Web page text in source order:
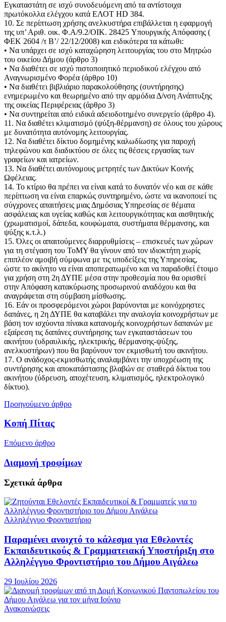
Εγκαταστάτη σε ισχύ συνοδευόμενη από τα αντίστοιχα
πρωτόκολλα ελέγχου κατά ΕΛΟΤ HD 384.
10. Σε περίπτωση χρήσης ανελκυστήρα επιβάλλεται η εφαρμογή
της υπ’ Αριθ. οικ. Φ.Α/9.2/OIK. 28425 Υπουργικής Απόφασης (
ΦΕΚ 2604 /τ Β’/ 22/12/2008) και ειδικότερα τα κάτωθι:
• Να υπάρχει σε ισχύ καταχώρηση λειτουργίας του στο Μητρώο
του οικείου Δήμου (άρθρο 3)
• Να διαθέτει σε ισχύ πιστοποιητικό περιοδικού ελέγχου από
Αναγνωρισμένο Φορέα (άρθρο 10)
• Να διαθέτει βιβλιάριο παρακολούθησης (συντήρησης)
ενημερωμένο και θεωρημένο από την αρμόδια Δ/νση Ανάπτυξης
της οικείας Περιφέρειας (άρθρο 3)
• Να συντηρείται από ειδικά αδειοδοτημένο συνεργείο (άρθρο 4).
11. Να διαθέτει κλιματισμό (ψύξη-θέρμανση) σε όλους του χώρους
με δυνατότητα αυτόνομης λειτουργίας.
12. Να διαθέτει δίκτυο δομημένης καλωδίωσης για παροχή
τηλεφώνου και διαδικτύου σε όλες τις θέσεις εργασίας των
γραφείων και ιατρείων.
13. Να διαθέτει αυτόνομους μετρητές των Δικτύων Κοινής
Ωφέλειας.
14. Το κτίριο θα πρέπει να είναι κατά το δυνατόν νέο και σε κάθε
περίπτωση να είναι επαρκώς συντηρημένο, ώστε να ικανοποιεί τις
σύγχρονες απαιτήσεις μιας Δημόσιας Υπηρεσίας σε θέματα
ασφάλειας και υγείας καθώς και λειτουργικότητας και αισθητικής
(χρωματισμοί, δάπεδα, κουφώματα, συστήματα θέρμανσης, και
ψύξης κ.τ.λ.)
15. Όλες οι απαιτούμενες διαρρυθμίσεις – επισκευές των χώρων
για τη στέγαση του ΤοΜΥ θα γίνουν από τον ιδιοκτήτη χωρίς
επιπλέον αμοιβή σύμφωνα με τις υποδείξεις της Υπηρεσίας,
ώστε το ακίνητο να είναι αποπερατωμένο και να παραδοθεί έτοιμο
για χρήση στη 2η ΔΥΠΕ μέσα στην προθεσμία που θα ορισθεί
στην Απόφαση κατακύρωσης προσωρινού αναδόχου και θα
αναγράφεται στη σύμβαση μίσθωσης.
16. Εάν οι προσφερόμενοι χώροι βαρύνονται με κοινόχρηστες
δαπάνες, η 2η ΔΥΠΕ θα καταβάλει την αναλογία κοινοχρήστων με
βάση τον ισχύοντα πίνακα κατανομής κοινοχρήστων δαπανών με
εξαίρεση τις δαπάνες συντήρησης των εγκαταστάσεων του
ακινήτου (υδραυλικής, ηλεκτρικής, θέρμανσης-ψύξης,
ανελκυστήρων) που θα βαρύνουν τον εκμισθωτή του ακινήτου.
17. Ο ανάδοχος-εκμισθωτής αναλαμβάνει την υποχρέωση της
συντήρησης και αποκατάστασης βλαβών σε σταθερά δίκτυα του
ακινήτου (ύδρευση, αποχέτευση, κλιματισμός, ηλεκτρολογικό
δίκτυο).
Προηγούμενο άρθρο
Κοπή Πίτας
Επόμενο άρθρο
Διαμονή τροφίμων
Σχετικά άρθρα
Αλληλέγγυο Φροντιστήριο
Παραμένει ανοιχτό το κάλεσμα για Εθελοντές
Εκπαιδευτικούς & Γραμματειακή Υποστήριξη στο
Αλληλέγγυο Φροντιστήριο του Δήμου Αιγάλεω
29 Ιουλίου 2026
Ανακοινώσεις